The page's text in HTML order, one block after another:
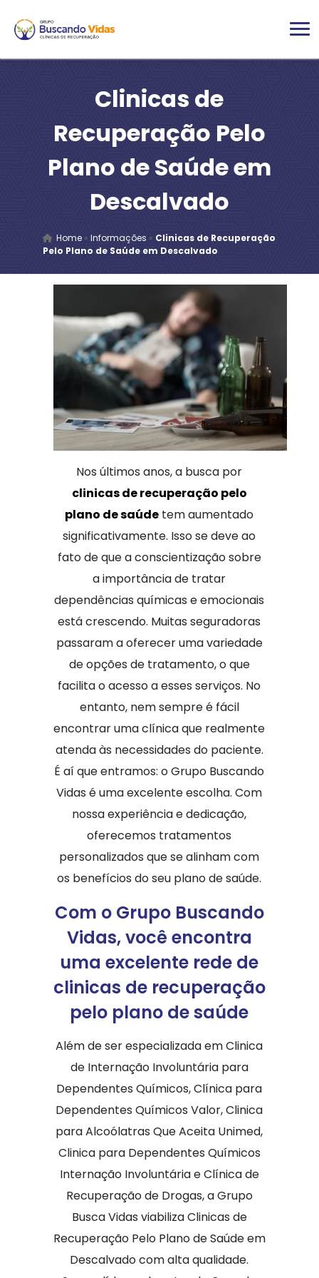
Clinicas de
Recuperação Pelo
Plano de Saúde em
Descalvado
Home» Informações » Clinicas de Recuperação
Pelo Plano de Saúde em Descalvado
Nos últimos anos, a busca por
clinicas de recuperação pelo
plano de saúde tem aumentado
significativamente. Isso se deve ao
fato de que a conscientização sobre
a importância de tratar
dependências químicas e emocionais
está crescendo. Muitas seguradoras
passaram a oferecer uma variedade
de opções de tratamento, o que
facilita o acesso a esses serviços. No
entanto, nem sempre é fácil
encontrar uma clínica que realmente
atenda às necessidades do paciente.
É aí que entramos: o Grupo Buscando
Vidas é uma excelente escolha. Com
nossa experiência e dedicação,
oferecemos tratamentos
personalizados que se alinham com
os benefícios do seu plano de saúde.
Com o Grupo Buscando
Vidas, você encontra
uma excelente rede de
clinicas de recuperação
pelo plano de saúde
Além de ser especializada em Clinica
de Internação Involuntária para
Dependentes Químicos, Clínica para
Dependentes Químicos Valor, Clinica
para Alcoólatras Que Aceita Unimed,
Clinica para Dependentes Químicos
Internação Involuntária e Clínica de
Recuperação de Drogas, a Grupo
Busca Vidas viabiliza Clinicas de
Recuperação Pelo Plano de Saúde em
Descalvado com alta qualidade.